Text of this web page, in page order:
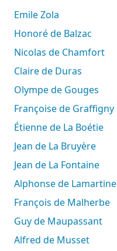
Emile Zola
Honoré de Balzac
Nicolas de Chamfort
Claire de Duras
Olympe de Gouges
Françoise de Graffigny
Étienne de La Boétie
Jean de La Bruyère
Jean de La Fontaine
Alphonse de Lamartine
François de Malherbe
Guy de Maupassant
Alfred de Musset